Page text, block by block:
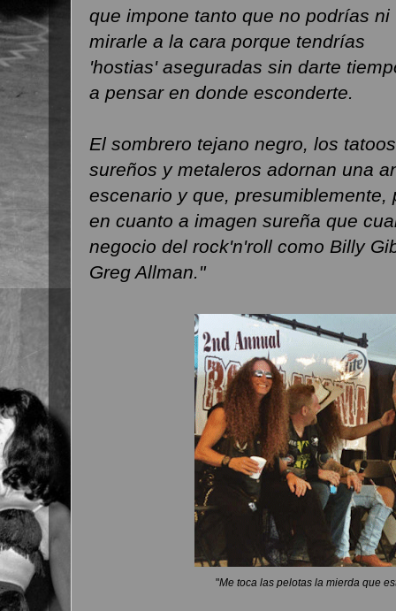
que impone tanto que no podrías ni
mirarle a la cara porque tendrías
'hostias' aseguradas sin darte
a pensar en donde esconderte.
El sombrero tejano negro, los
sureños y metaleros adornan una
escenario y que,
en cuanto a imagen sureña que
negocio del rock'n'roll como Billy
Greg Allman."
"Me toca las pelotas la mierda que